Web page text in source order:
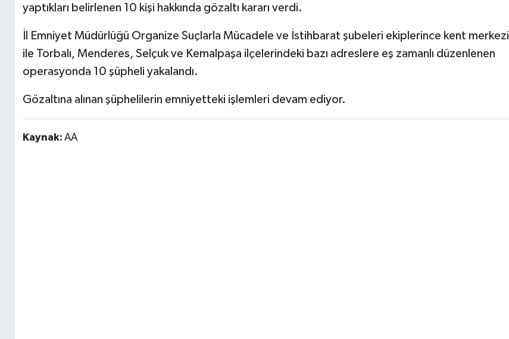
yaptıkları belirlenen 10 kişi hakkında gözaltı kararı verdi.
İl Emniyet Müdürlüğü Organize Suçlarla Mücadele ve İstihbarat şubeleri ekiplerince kent merkezi
ile Torbalı, Menderes, Selçuk ve Kemalpaşa ilçelerindeki bazı adreslere eş zamanlı düzenlenen
operasyonda 10 şüpheli yakalandı.
Gözaltına alınan şüphelilerin emniyetteki işlemleri devam ediyor.
Kaynak: AA